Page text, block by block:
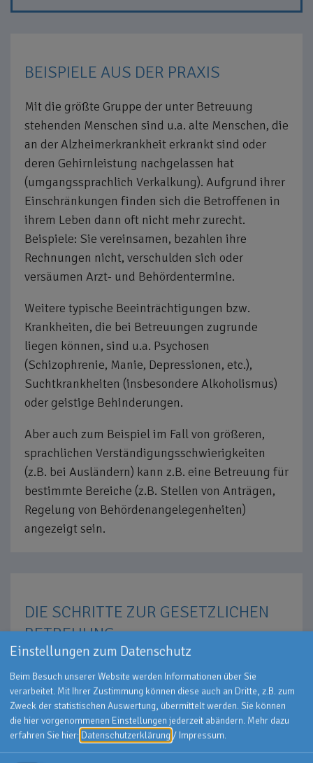
BEISPIELE AUS DER PRAXIS
Mit die größte Gruppe der unter Betreuung
stehenden Menschen sind u.a. alte Menschen, die
an der Alzheimerkrankheit erkrankt sind oder
deren Gehirnleistung nachgelassen hat
(umgangssprachlich Verkalkung). Aufgrund ihrer
Einschränkungen finden sich die Betroffenen in
ihrem Leben dann oft nicht mehr zurecht.
Beispiele: Sie vereinsamen, bezahlen ihre
Rechnungen nicht, verschulden sich oder
versäumen Arzt- und Behördentermine.
Weitere typische Beeinträchtigungen bzw.
Krankheiten, die bei Betreuungen zugrunde
liegen können, sind u.a. Psychosen
(Schizophrenie, Manie, Depressionen, etc.),
Suchtkrankheiten (insbesondere Alkoholismus)
oder geistige Behinderungen.
Aber auch zum Beispiel im Fall von größeren,
sprachlichen Verständigungsschwierigkeiten
(z.B. bei Ausländern) kann z.B. eine Betreuung für
bestimmte Bereiche (z.B. Stellen von Anträgen,
Regelung von Behördenangelegenheiten)
angezeigt sein.
DIE SCHRITTE ZUR GESETZLICHEN
BETREUUNG
MITTEILUNG
Damit eine rechtliche Betreuung geprüft und
eingerichtet werden kann, ist immer zuerst eine
Mitteilung an das Betreuungsgericht oder die
Einstellungen zum Datenschutz
Beim Besuch unserer Website werden Informationen über Sie
verarbeitet. Mit Ihrer Zustimmung können diese auch an Dritte, z.B. zum
Zweck der statistischen Auswertung, übermittelt werden. Sie können
die hier vorgenommenen Einstellungen jederzeit abändern. Mehr dazu
erfahren Sie hier: Datenschutzerklärung / Impressum.